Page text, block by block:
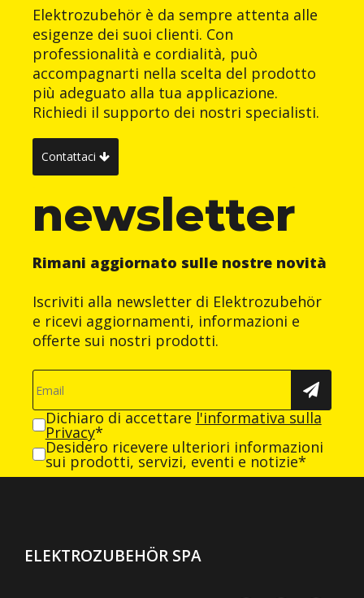
Elektrozubehör è da sempre attenta alle
esigenze dei suoi clienti. Con
professionalità e cordialità, può
accompagnarti nella scelta del prodotto
più adeguato alla tua applicazione.
Richiedi il supporto dei nostri specialisti.
Contattaci
newsletter
Rimani aggiornato sulle nostre novità
Iscriviti alla newsletter di Elektrozubehör
e ricevi aggiornamenti, informazioni e
offerte sui nostri prodotti.
Dichiaro di accettare l'informativa sulla
Privacy*
Desidero ricevere ulteriori informazioni
sui prodotti, servizi, eventi e notizie*
ELEKTROZUBEHÖR SPA